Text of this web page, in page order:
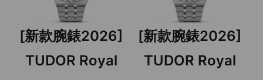
[新款腕錶2026]
TUDOR Royal
[新款腕錶2026]
TUDOR Royal